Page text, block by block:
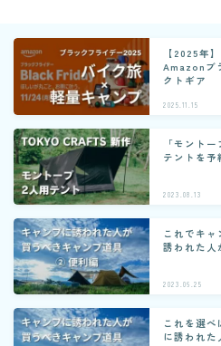
【2025年
Amazonブ
クトギア
2025.11.15
「モント
テントを予
2023.08.13
これでキ
誘われた
2023.06.25
これを選
に誘われ